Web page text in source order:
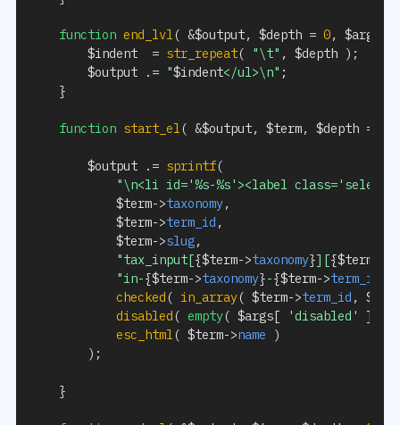
function end_lvl( &$output, $depth = 0, $args
$indent
= str_repeat( "\t" , $depth ) ;
$output
.= "$indent</ul>\n" ;
}
function start_el( &$output, $term, $depth =
$output .= sprintf(
"\n<li id='%s-%s'><label
$term->taxonomy,
$term->term_id ,
$term->slug,
"tax_input[{$term->taxonomy}][{$term
"in-{$term->taxonomy}-{$term->term_id
checked( in_array( $term->term_id ,
disabled( empty( $args[ 'disabled' ]
esc_html( $term->name
)
) ;
}